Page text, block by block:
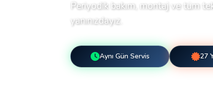
Periyodik bakım, montaj ve tüm
yanınızdayız.
Aynı Gün Servis 27